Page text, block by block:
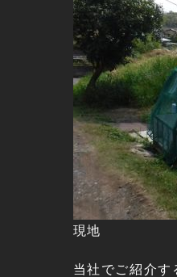
現地
当社でご紹介す